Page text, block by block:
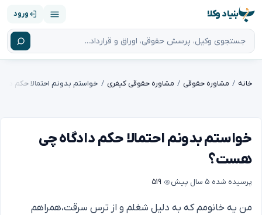
بنیاد وکلا ورود
خانه مشاوره حقوقی مشاوره حقوقی کیفری خواستم بدونم احتمالا حکم
خواستم بدونم احتمالا حکم دادگاه چی
هست؟
پرسیده شده ۵ سال پیش ۵۱۹
من یه خانومم که به دلیل شغلم و از ترس سرقت،همراهم